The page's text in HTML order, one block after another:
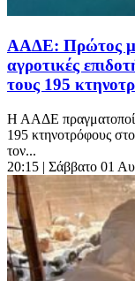
ΑΑΔΕ: Πρώτος
αγροτικές
τους 195
Η ΑΑΔΕ
195 κτηνοτρόφους
τον...
20:15 | Σάββατο 01